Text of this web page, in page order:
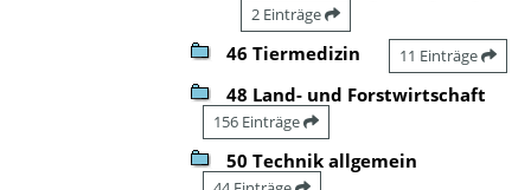
2 Einträge
46 Tiermedizin 11 Einträge
48 Land- und Forstwirtschaft
156 Einträge
50 Technik allgemein